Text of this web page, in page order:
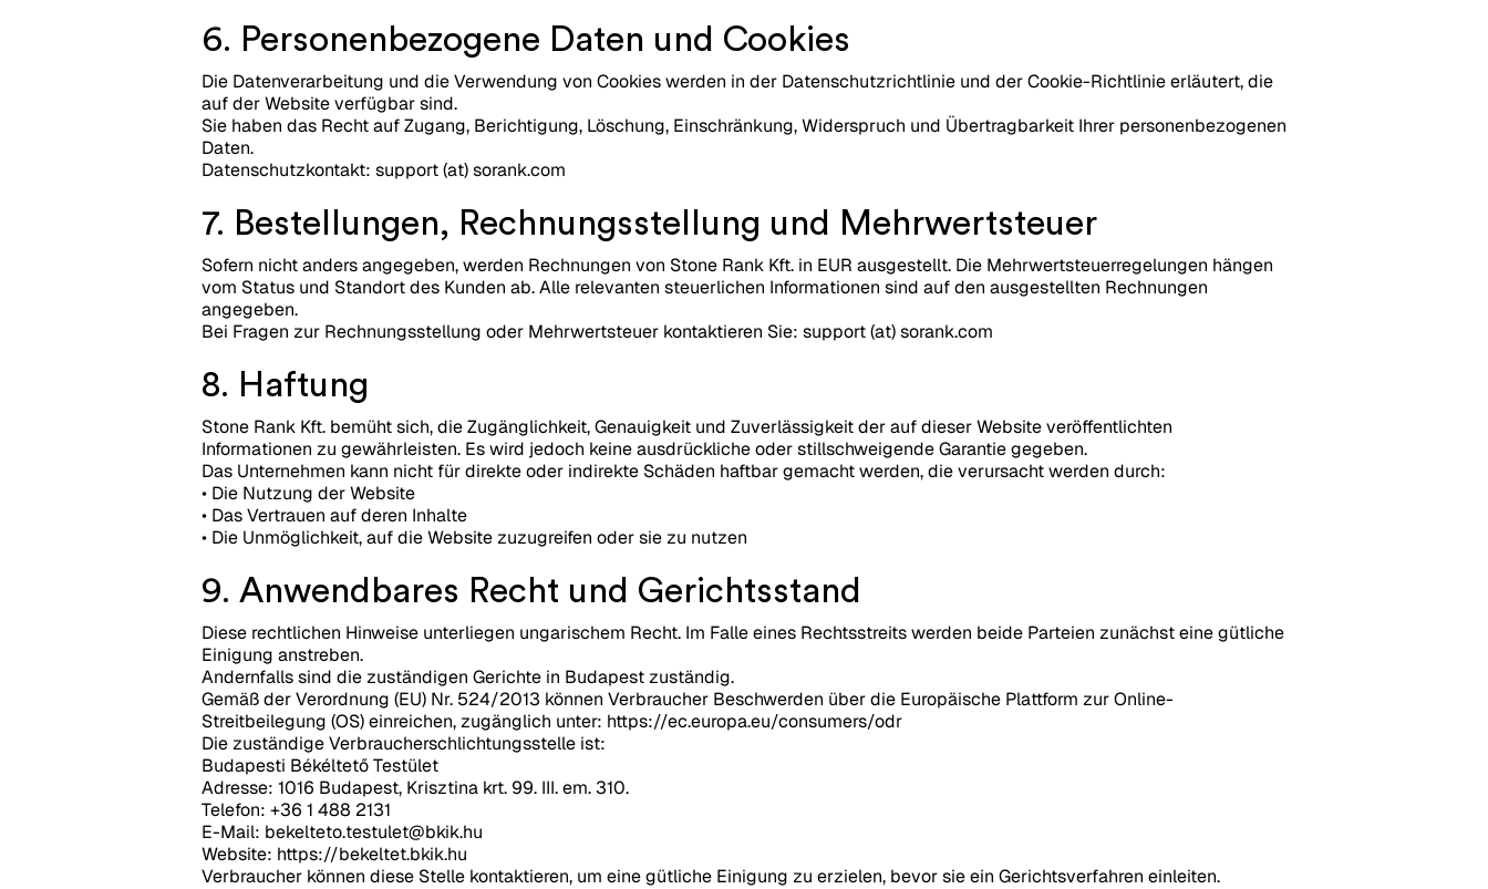
6. Personenbezogene Daten und Cookies
Die Datenverarbeitung und die Verwendung von Cookies werden in der Datenschutzrichtlinie und der Cookie-Richtlinie erläutert, die
auf der Website verfügbar sind.
Sie haben das Recht auf Zugang, Berichtigung, Löschung, Einschränkung, Widerspruch und Übertragbarkeit Ihrer personenbezogenen
Daten.
Datenschutzkontakt: support (at) sorank.com
7. Bestellungen, Rechnungsstellung und Mehrwertsteuer
Sofern nicht anders angegeben, werden Rechnungen von Stone Rank Kft. in EUR ausgestellt. Die Mehrwertsteuerregelungen hängen
vom Status und Standort des Kunden ab. Alle relevanten steuerlichen Informationen sind auf den ausgestellten Rechnungen
angegeben.
Bei Fragen zur Rechnungsstellung oder Mehrwertsteuer kontaktieren Sie: support (at) sorank.com
8. Haftung
Stone Rank Kft. bemüht sich, die Zugänglichkeit, Genauigkeit und Zuverlässigkeit der auf dieser Website veröffentlichten
Informationen zu gewährleisten. Es wird jedoch keine ausdrückliche oder stillschweigende Garantie gegeben.
Das Unternehmen kann nicht für direkte oder indirekte Schäden haftbar gemacht werden, die verursacht werden durch:
• Die Nutzung der Website
• Das Vertrauen auf deren Inhalte
• Die Unmöglichkeit, auf die Website zuzugreifen oder sie zu nutzen
9. Anwendbares Recht und Gerichtsstand
Diese rechtlichen Hinweise unterliegen ungarischem Recht. Im Falle eines Rechtsstreits werden beide Parteien zunächst eine gütliche
Einigung anstreben.
Andernfalls sind die zuständigen Gerichte in Budapest zuständig.
Gemäß der Verordnung (EU) Nr. 524/2013 können Verbraucher Beschwerden über die Europäische Plattform zur Online-
Streitbeilegung (OS) einreichen, zugänglich unter: https://ec.europa.eu/consumers/odr
Die zuständige Verbraucherschlichtungsstelle ist:
Budapesti Békéltető Testület
Adresse: 1016 Budapest, Krisztina krt. 99. III. em. 310.
Telefon: +36 1 488 2131
E-Mail: bekelteto.testulet@bkik.hu
Website: https://bekeltet.bkik.hu
Verbraucher können diese Stelle kontaktieren, um eine gütliche Einigung zu erzielen, bevor sie ein Gerichtsverfahren einleiten.